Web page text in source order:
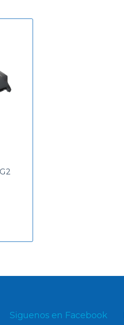
Siguenos en Facebook